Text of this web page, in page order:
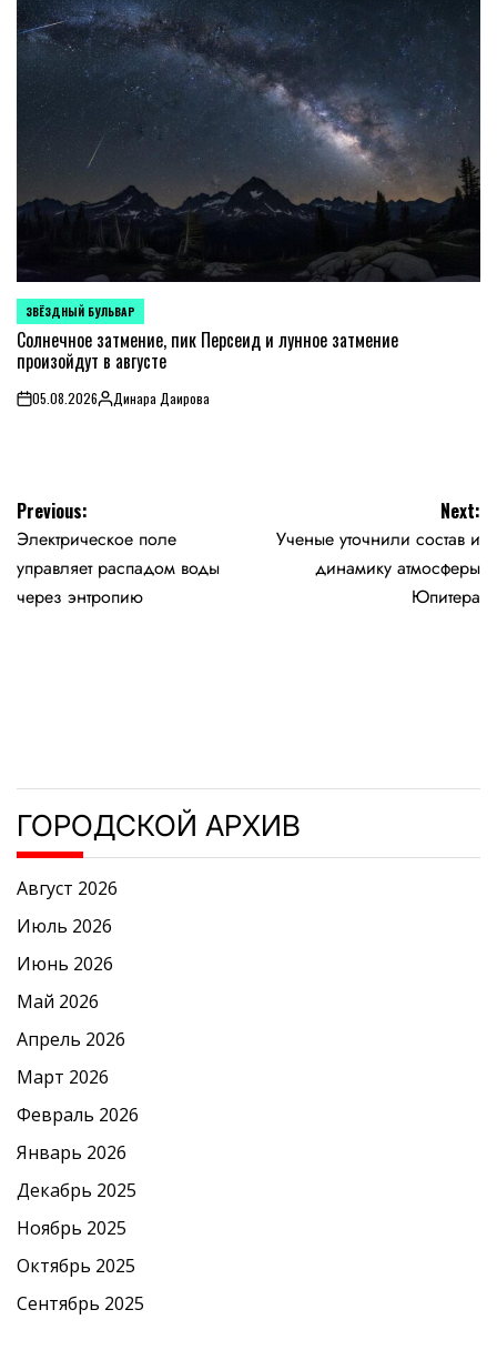
POSTED
IN
ЗВЁЗДНЫЙ БУЛЬВАР
Солнечное затмение, пик Персеид и лунное затмение
произойдут в августе
on05.08.2026PostedДинара Даирова
Навигация
по
записям
Previous:
Электрическое поле
управляет распадом воды
через энтропию
Next:
Ученые уточнили состав и
динамику атмосферы
Юпитера
ГОРОДСКОЙ АРХИВ
Август 2026
Июль 2026
Июнь 2026
Май 2026
Апрель 2026
Март 2026
Февраль 2026
Январь 2026
Декабрь 2025
Ноябрь 2025
Октябрь 2025
Сентябрь 2025